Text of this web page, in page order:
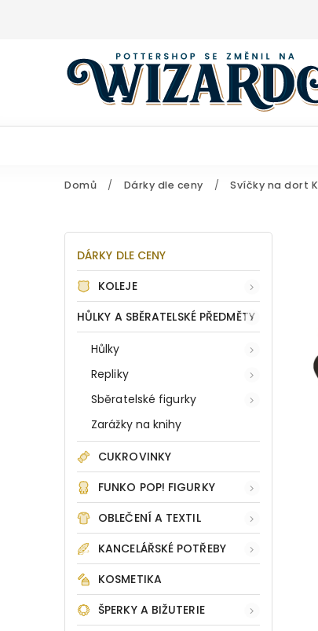
Domů / Dárky dle ceny / Svíčky na dort
DÁRKY DLE CENY
KOLEJE
HŮLKY A SBĚRATELSKÉ PŘEDMĚTY
Hůlky
Repliky
Sběratelské figurky
Zarážky na knihy
CUKROVINKY
FUNKO POP! FIGURKY
OBLEČENÍ A TEXTIL
KANCELÁŘSKÉ POTŘEBY
KOSMETIKA
ŠPERKY A BIŽUTERIE